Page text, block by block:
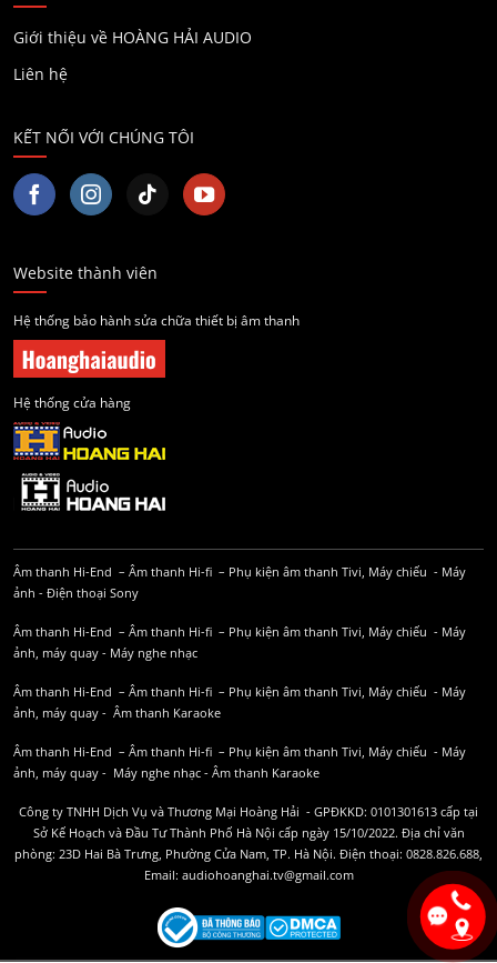
Giới thiệu về HOÀNG HẢI AUDIO
Liên hệ
KẾT NỐI VỚI CHÚNG TÔI
Website thành viên
Hệ thống bảo hành sửa chữa thiết bị âm thanh
Hệ thống cửa hàng
Âm thanh Hi-End – Âm thanh Hi-fi – Phụ kiện âm thanh Tivi, Máy chiếu - Máy
ảnh - Điện thoại Sony
Âm thanh Hi-End – Âm thanh Hi-fi – Phụ kiện âm thanh Tivi, Máy chiếu - Máy
ảnh, máy quay - Máy nghe nhạc
Âm thanh Hi-End – Âm thanh Hi-fi – Phụ kiện âm thanh Tivi, Máy chiếu - Máy
ảnh, máy quay - Âm thanh Karaoke
Âm thanh Hi-End – Âm thanh Hi-fi – Phụ kiện âm thanh Tivi, Máy chiếu - Máy
ảnh, máy quay - Máy nghe nhạc - Âm thanh Karaoke
Công ty TNHH Dịch Vụ và Thương Mại Hoàng Hải - GPĐKKD: 0101301613 cấp tại
Sở Kế Hoạch và Đầu Tư Thành Phố Hà Nội cấp ngày 15/10/2022. Địa chỉ văn
phòng: 23D Hai Bà Trưng, Phường Cửa Nam, TP. Hà Nội. Điện thoại: 0828.826.688,
Email: audiohoanghai.tv@gmail.com